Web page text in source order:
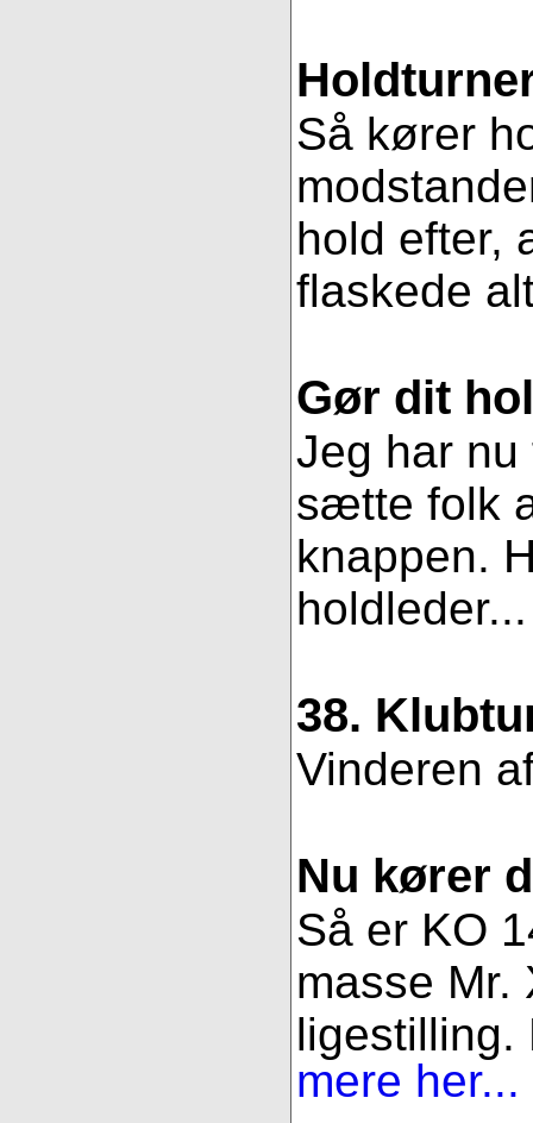
Så kører
hold efter,
flaskede
Gør dit
Jeg har
sætte folk
knappen.
38.
Vinderen
Nu kører
Så er KO
masse Mr.
mere her...